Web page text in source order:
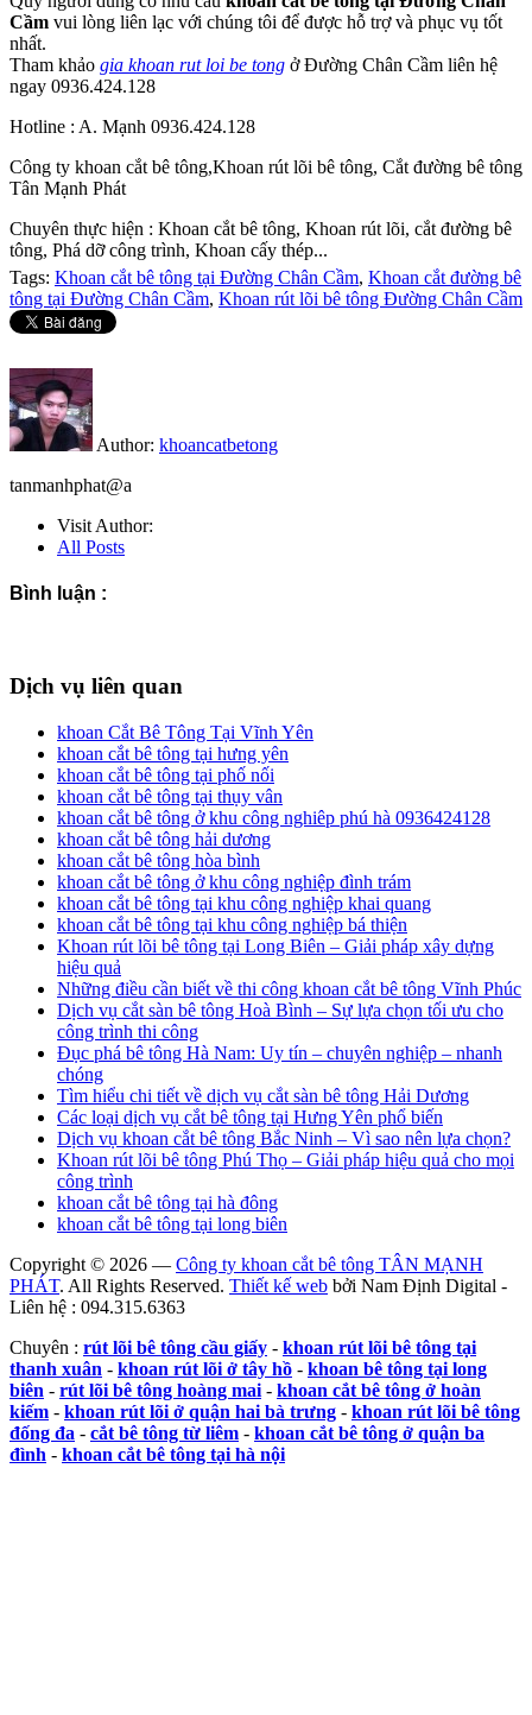
Cầm vui lòng liên lạc với chúng tôi để được hỗ trợ và phục vụ tốt
nhất.
Tham khảo gia khoan rut loi be tong ở Đường Chân Cầm liên hệ
ngay 0936.424.128
Hotline : A. Mạnh 0936.424.128
Công ty khoan cắt bê tông,Khoan rút lõi bê tông, Cắt đường bê tông
Tân Mạnh Phát
Chuyên thực hiện : Khoan cắt bê tông, Khoan rút lõi, cắt đường bê
tông, Phá dỡ công trình, Khoan cấy thép...
Tags: Khoan cắt bê tông tại Đường Chân Cầm, Khoan cắt đường bê
tông tại Đường Chân Cầm, Khoan rút lõi bê tông Đường Chân Cầm
Author: khoancatbetong
tanmanhphat@a
Visit Author:
All Posts
Bình luận :
Dịch vụ liên quan
khoan Cắt Bê Tông Tại Vĩnh Yên
khoan cắt bê tông tại hưng yên
khoan cắt bê tông tại phố nối
khoan cắt bê tông tại thụy vân
khoan cắt bê tông ở khu công nghiêp phú hà 0936424128
khoan cắt bê tông hải dương
khoan cắt bê tông hòa bình
khoan cắt bê tông ở khu công nghiệp đình trám
khoan cắt bê tông tại khu công nghiệp khai quang
khoan cắt bê tông tại khu công nghiệp bá thiện
Khoan rút lõi bê tông tại Long Biên – Giải pháp xây dựng
hiệu quả
Những điều cần biết về thi công khoan cắt bê tông Vĩnh Phúc
Dịch vụ cắt sàn bê tông Hoà Bình – Sự lựa chọn tối ưu cho
công trình thi công
Đục phá bê tông Hà Nam: Uy tín – chuyên nghiệp – nhanh
chóng
Tìm hiểu chi tiết về dịch vụ cắt sàn bê tông Hải Dương
Các loại dịch vụ cắt bê tông tại Hưng Yên phổ biến
Dịch vụ khoan cắt bê tông Bắc Ninh – Vì sao nên lựa chọn?
Khoan rút lõi bê tông Phú Thọ – Giải pháp hiệu quả cho mọi
công trình
khoan cắt bê tông tại hà đông
khoan cắt bê tông tại long biên
Copyright © 2026 — Công ty khoan cắt bê tông TÂN MẠNH
PHÁT. All Rights Reserved. Thiết kế web bởi Nam Định Digital -
Liên hệ : 094.315.6363
Chuyên : rút lõi bê tông cầu giấy - khoan rút lõi bê tông tại
thanh xuân - khoan rút lõi ở tây hồ - khoan bê tông tại long
biên - rút lõi bê tông hoàng mai - khoan cắt bê tông ở hoàn
kiếm - khoan rút lõi ở quận hai bà trưng - khoan rút lõi bê tông
đống đa - cắt bê tông từ liêm - khoan cắt bê tông ở quận ba
đình - khoan cắt bê tông tại hà nội